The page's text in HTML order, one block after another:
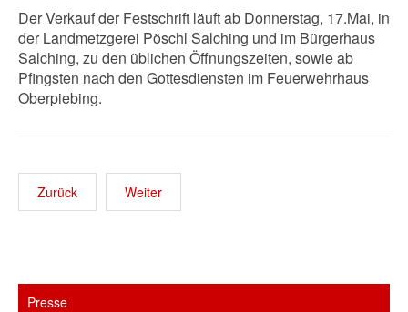
Der Verkauf der Festschrift läuft ab Donnerstag, 17.Mai, in
der Landmetzgerei Pöschl Salching und im Bürgerhaus
Salching, zu den üblichen Öffnungszeiten, sowie ab
Pfingsten nach den Gottesdiensten im Feuerwehrhaus
Oberpiebing.
Zurück Weiter
Presse